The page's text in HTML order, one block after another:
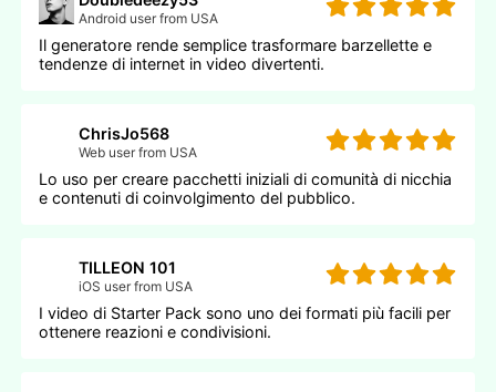
Android user from USA
Il generatore rende semplice trasformare barzellette e
tendenze di internet in video divertenti.
ChrisJo568
Web user from USA
Lo uso per creare pacchetti iniziali di comunità di nicchia
e contenuti di coinvolgimento del pubblico.
TILLEON 101
iOS user from USA
I video di Starter Pack sono uno dei formati più facili per
ottenere reazioni e condivisioni.